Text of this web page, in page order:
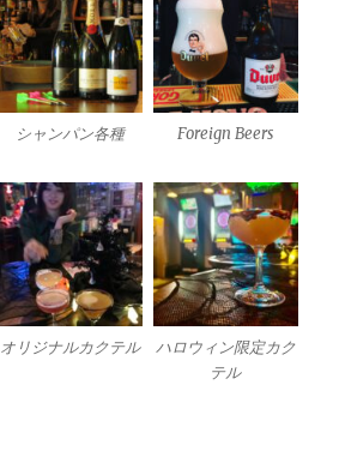
シャンパン各種 Foreign Beers
オリジナルカクテル
ハロウィン限定カク
テル